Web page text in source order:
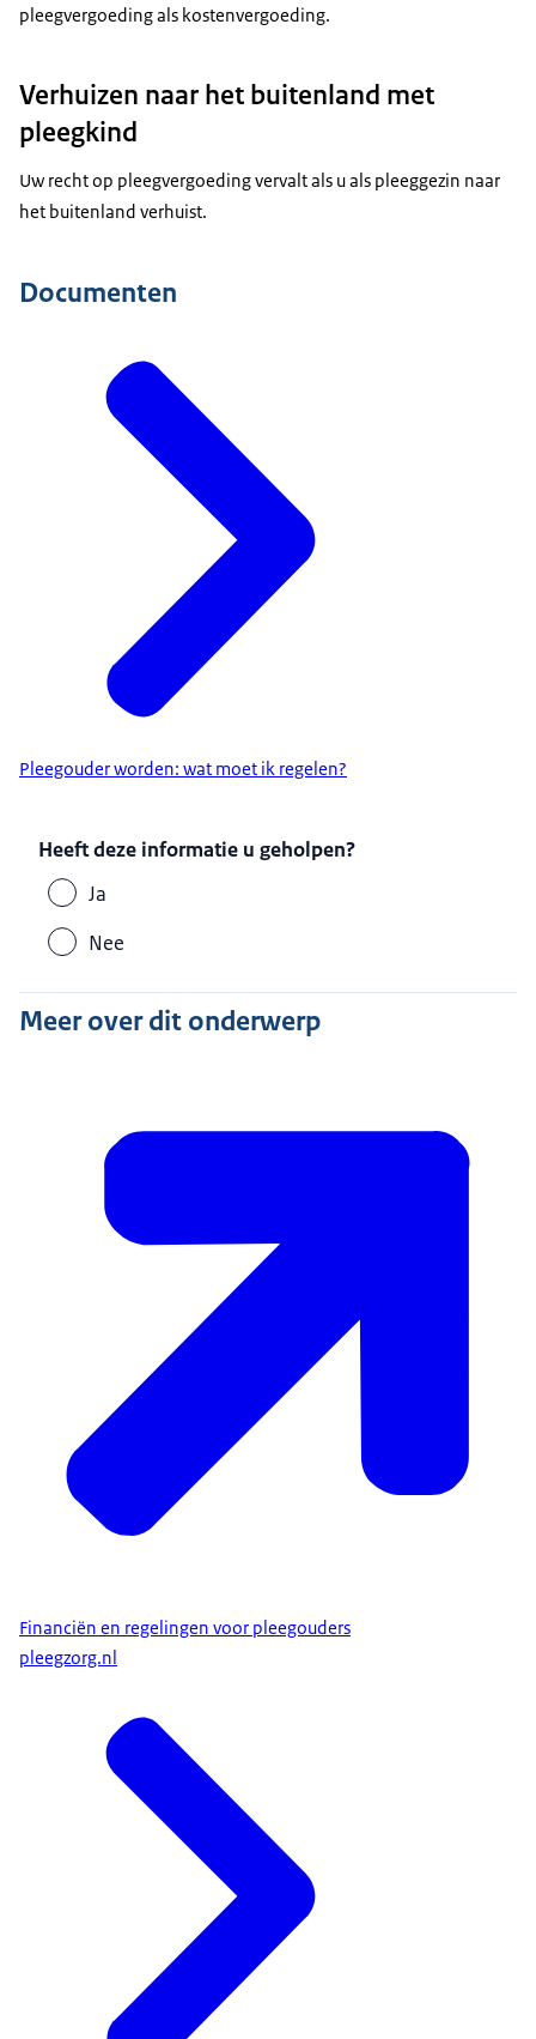
pleegvergoeding als kostenvergoeding.
Verhuizen naar het buitenland met
pleegkind
Uw recht op pleegvergoeding vervalt als u als pleeggezin naar
het buitenland verhuist.
Documenten
Pleegouder worden: wat moet ik regelen?
Heeft deze informatie u geholpen?
Ja
Nee
Meer over dit onderwerp
Financiën en regelingen voor pleegouders
pleegzorg.nl